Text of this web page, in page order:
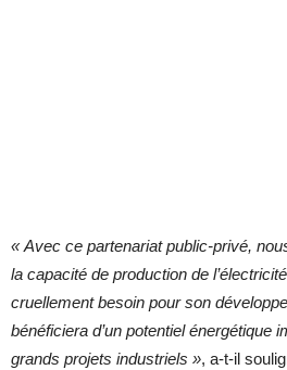
« Avec ce partenariat public-privé,
la capacité de production de
cruellement besoin pour son
bénéficiera d’un potentiel énergétique
grands projets industriels », a-t-il